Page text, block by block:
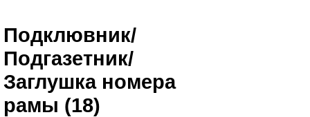
Подклювник/
Подгазетник/
Заглушка номера
рамы (18)